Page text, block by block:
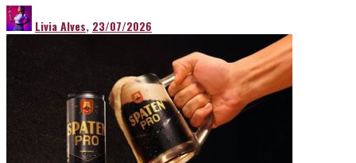
Livia Alves, 23/07/2026